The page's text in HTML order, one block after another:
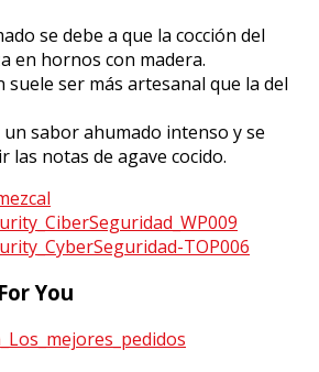
se debe a que la cocción del
en hornos con madera.
suele ser más artesanal que la del
un sabor ahumado intenso y se
las notas de agave cocido.
You